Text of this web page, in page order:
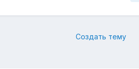
Создать тему